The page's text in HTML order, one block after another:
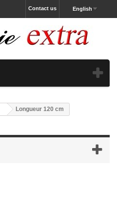
English
Contact us
Longueur 120 cm